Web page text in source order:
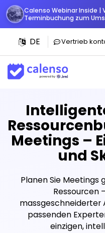
Calenso Webinar Inside |
Terminbuchung zum
DE Vertrieb
Meetings –
und
Planen Sie Meetings
Ressourcen
massgeschneiderter
passenden
einzigen,